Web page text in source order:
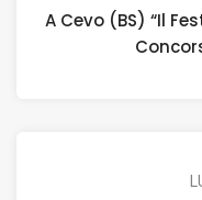
A Cevo (BS) “Il